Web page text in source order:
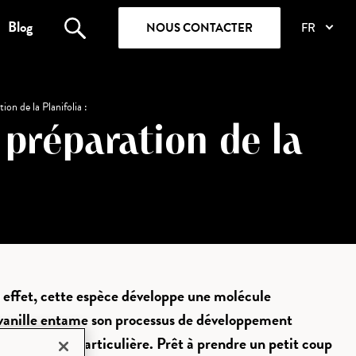
Blog NOUS CONTACTER FR
de la Planifolia :
de la
cette espèce développe une molécule
entame son processus de développement
particulière. Prêt à prendre un petit coup